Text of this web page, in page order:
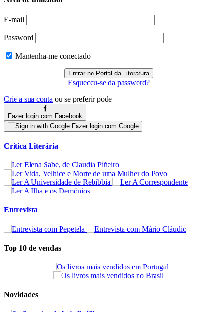
E-mail
Password
Mantenha-me conectado
Esqueceu-se da password?
Crie a sua conta ou se preferir pode
Fazer login com Facebook
Fazer login com Google
Crítica Literária
Entrevista
Top 10 de vendas
Novidades